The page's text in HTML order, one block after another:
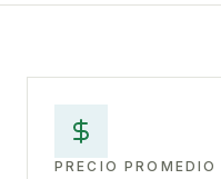
PRECIO PROMEDIO